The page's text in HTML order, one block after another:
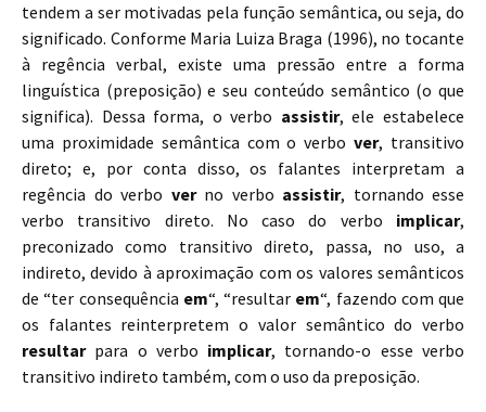
tendem a ser motivadas pela função semântica, ou seja, do
significado. Conforme Maria Luiza Braga (1996), no tocante
à regência verbal, existe uma pressão entre a forma
linguística (preposição) e seu conteúdo semântico (o que
significa). Dessa forma, o verbo assistir, ele estabelece
uma proximidade semântica com o verbover, transitivo
direto; e, por conta disso, os falantes interpretam a
regência do verbo verno verbo assistir, tornando esse
verbo transitivo direto. No caso do verbo
implicar,
preconizado como transitivo direto, passa, no uso, a
indireto, devido à aproximação com os valores semânticos
de “ter consequência em“, “resultar em“, fazendo com que
os falantes reinterpretem o valor semântico do verbo
resultarpara o verbo implicar, tornando-o esse verbo
transitivo indireto também, com o uso da preposição.